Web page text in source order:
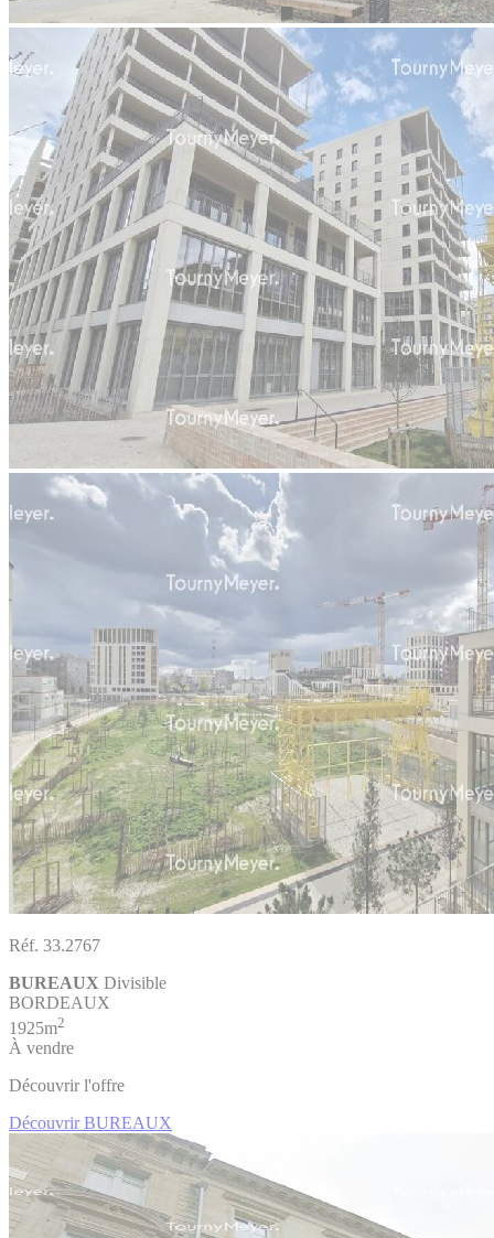
Réf. 33.2767
BUREAUX Divisible
BORDEAUX
1925m2
À vendre
Découvrir l'offre
Découvrir BUREAUX